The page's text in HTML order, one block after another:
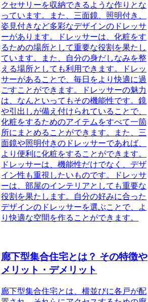
クセサリーを収納できるような作りとな
っています。また、 三面鏡、照明付き、
姿見付きなど多彩なデザインのドレッサ
ーがあります。
ドレッサーは、化粧をす
るための場所として重要な役割を果たし
ています。
また、
自分の身だしなみを整
える場所としても利用できます。
ドレッ
サーがあることで、毎日をより快適に過
ごすことができます。
ドレッサーの魅力
は、なんといってもその機能性です。鏡
や引出しが備え付けられていることで、
化粧をするためのアイテムをすべて一箇
所にまとめることができます。
また、 三
面鏡や照明付きのドレッサーであれば、
より便利に化粧をすることができます。
ドレッサーは、機能性だけでなく、デザ
イン性も重視したいものです。
ドレッサ
ーは、部屋のインテリアとしても重要な
役割を果たします。
自分の好みに合った
デザインのドレッサーを選ぶことで、
よ
り快適な空間を作ることができます。
廊下型集合住宅とは？ その特徴や
メリット・デメリット
廊下型集合住宅とは、横並びに各戸が配